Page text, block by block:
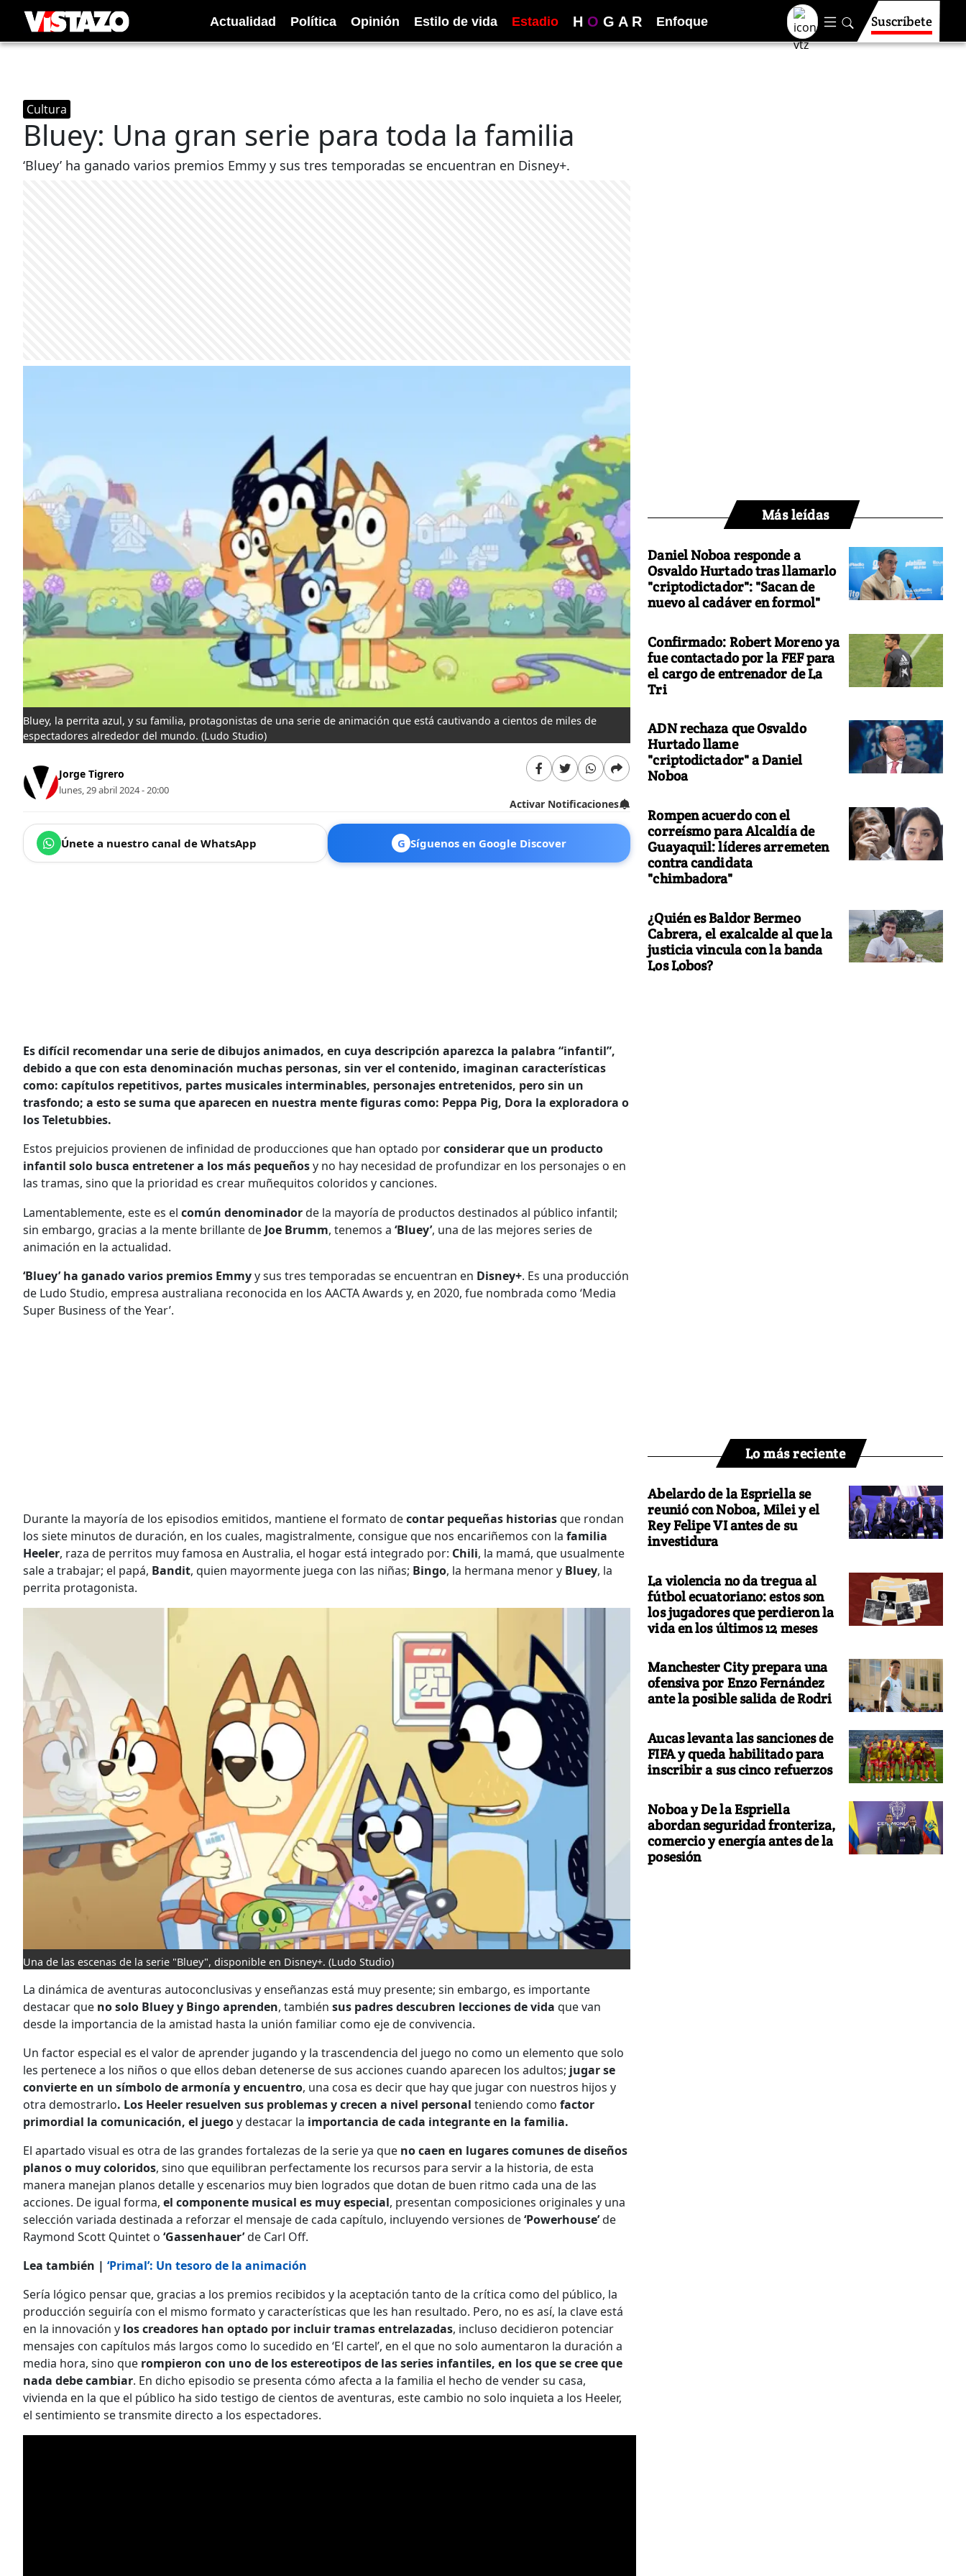
Actualidad Política Opinión Estilo de vida Estadio H O G A R Enfoque Suscríbete
Cultura
Bluey: Una gran serie para toda la familia
‘Bluey’ ha ganado varios premios Emmy y sus tres temporadas se encuentran en Disney+.
Bluey, la perrita azul, y su familia, protagonistas de una serie de animación que está cautivando a cientos de miles de
espectadores alrededor del mundo. (Ludo Studio)
Jorge Tigrero
lunes, 29 abril 2024 - 20:00
Activar Notificaciones
Únete a nuestro canal de WhatsApp G Síguenos en Google Discover
Es difícil recomendar una serie de dibujos animados, en cuya descripción aparezca la palabra “infantil”,
debido a que con esta denominación muchas personas, sin ver el contenido, imaginan características
como: capítulos repetitivos, partes musicales interminables, personajes entretenidos, pero sin un
trasfondo; a esto se suma que aparecen en nuestra mente figuras como: Peppa Pig, Dora la exploradora o
los Teletubbies.
Estos prejuicios provienen de infinidad de producciones que han optado porconsiderar que un producto
infantil solo busca entretener a los más pequeñosy no hay necesidad de profundizar en los personajes o en
las tramas, sino que la prioridad es crear muñequitos coloridos y canciones.
Lamentablemente, este es el común denominadorde la mayoría de productos destinados al público infantil;
sin embargo, gracias a la mente brillante de Joe Brumm, tenemos a ‘Bluey’, una de las mejores series de
animación en la actualidad.
‘Bluey’ ha ganado varios premios Emmyy sus tres temporadas se encuentran en Disney+. Es una producción
de Ludo Studio, empresa australiana reconocida en los AACTA Awards y, en 2020, fue nombrada como ‘Media
Super Business of the Year’.
Durante la mayoría de los episodios emitidos, mantiene el formato decontar pequeñas historiasque rondan
los siete minutos de duración, en los cuales, magistralmente, consigue que nos encariñemos con la familia
Heeler, raza de perritos muy famosa en Australia, el hogar está integrado por: Chili, la mamá, que usualmente
sale a trabajar; el papá, Bandit, quien mayormente juega con las niñas; Bingo, la hermana menor y Bluey, la
perrita protagonista.
Una de las escenas de la serie "Bluey", disponible en Disney+. (Ludo Studio)
La dinámica de aventuras autoconclusivas y enseñanzas está muy presente; sin embargo, es importante
destacar que no solo Bluey y Bingo aprenden, también sus padres descubren lecciones de vida que van
desde la importancia de la amistad hasta la unión familiar como eje de convivencia.
Un factor especial es el valor de aprender jugando y la trascendencia del juego no como un elemento que solo
les pertenece a los niños o que ellos deban detenerse de sus acciones cuando aparecen los adultos; jugar se
convierte en un símbolo de armonía y encuentro, una cosa es decir que hay que jugar con nuestros hijos y
otra demostrarlo. Los Heeler resuelven sus problemas y crecen a nivel personal teniendo como factor
primordial la comunicación, el juegoy destacar la importancia de cada integrante en la familia.
El apartado visual es otra de las grandes fortalezas de la serie ya que no caen en lugares comunes de diseños
planos o muy coloridos, sino que equilibran perfectamente los recursos para servir a la historia, de esta
manera manejan planos detalle y escenarios muy bien logrados que dotan de buen ritmo cada una de las
acciones. De igual forma, el componente musical es muy especial, presentan composiciones originales y una
selección variada destinada a reforzar el mensaje de cada capítulo, incluyendo versiones de‘Powerhouse’de
Raymond Scott Quintet o ‘Gassenhauer’de Carl Off.
Lea también | ‘Primal’: Un tesoro de la animación
Sería lógico pensar que, gracias a los premios recibidos y la aceptación tanto de la crítica como del público, la
producción seguiría con el mismo formato y características que les han resultado. Pero, no es así, la clave está
en la innovación y los creadores han optado por incluir tramas entrelazadas, incluso decidieron potenciar
mensajes con capítulos más largos como lo sucedido en ‘El cartel’, en el que no solo aumentaron la duración a
media hora, sino que rompieron con uno de los estereotipos de las series infantiles, en los que se cree que
nada debe cambiar. En dicho episodio se presenta cómo afecta a la familia el hecho de vender su casa,
vivienda en la que el público ha sido testigo de cientos de aventuras, este cambio no solo inquieta a los Heeler,
el sentimiento se transmite directo a los espectadores.
Más leídas
Daniel Noboa responde a
Osvaldo Hurtado tras llamarlo
"criptodictador": "Sacan de
nuevo al cadáver en formol"
Confirmado: Robert Moreno ya
fue contactado por la FEF para
el cargo de entrenador de La
Tri
ADN rechaza que Osvaldo
Hurtado llame
"criptodictador" a Daniel
Noboa
Rompen acuerdo con el
correísmo para Alcaldía de
Guayaquil: líderes arremeten
contra candidata
"chimbadora"
¿Quién es Baldor Bermeo
Cabrera, el exalcalde al que la
justicia vincula con la banda
Los Lobos?
Lo más reciente
Abelardo de la Espriella se
reunió con Noboa, Milei y el
Rey Felipe VI antes de su
investidura
La violencia no da tregua al
fútbol ecuatoriano: estos son
los jugadores que perdieron la
vida en los últimos 12 meses
Manchester City prepara una
ofensiva por Enzo Fernández
ante la posible salida de Rodri
Aucas levanta las sanciones de
FIFA y queda habilitado para
inscribir a sus cinco refuerzos
Noboa y De la Espriella
abordan seguridad fronteriza,
comercio y energía antes de la
posesión